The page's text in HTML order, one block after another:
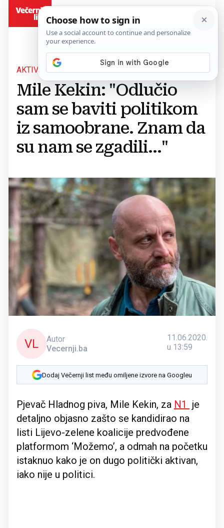
AKTIVIRAO SE
Mile Kekin: "Odlučio
sam se baviti politikom
iz samoobrane. Znam da
su nam se zgadili..."
VL
Autor
Vecernji.ba
11.06.2020.
u 13:59
Dodaj Večernji list među omiljene izvore na Googleu
Pjevač Hladnog piva, Mile Kekin, za N1
je
detaljno objasno zašto se kandidirao na
listi Lijevo-zelene koalicije predvođene
platformom ‘Možemo’, a odmah na početku
istaknuo kako je on dugo politički aktivan,
iako nije u politici.